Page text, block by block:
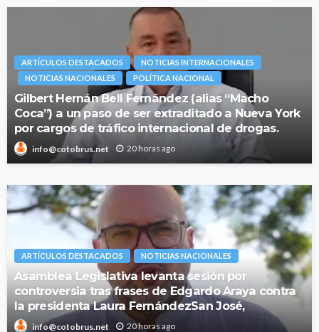
ARTÍCULOS DESTACADOS
NOTICIAS INTERNACIONALES
NOTICIAS NACIONALES
POLÍTICA NACIONAL
Gilbert Hernán Bell Fernández (alias “Macho
Coca”) a un paso de ser extraditado a Nueva York
por cargos de tráfico internacional de drogas.
info@cotobrus.net 20 horas ago
ARTÍCULOS DESTACADOS NOTICIAS NACIONALES
Asamblea Legislativa levanta sesión por
controversia tras frases de Edgardo Araya contra
la presidenta Laura FernándezSan José,
info@cotobrus.net 20 horas ago